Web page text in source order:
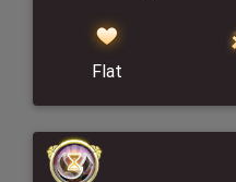
Flat